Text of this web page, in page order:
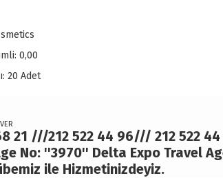
0,00
20 Adet
21 ///212 522 44 96/// 212 522
No: ''3970'' Delta Expo Travel
ile Hizmetinizdeyiz.